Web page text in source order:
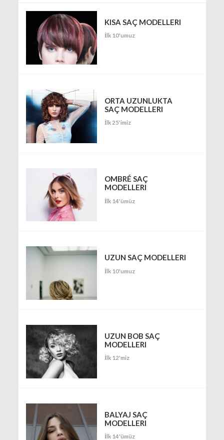
KISA SAÇ MODELLERI
İlk 10'umuz
ORTA UZUNLUKTA
SAÇ MODELLERI
İlk 25'imiz
OMBRÉ SAÇ
MODELLERI
İlk 14'ümüz
UZUN SAÇ MODELLERI
İlk 10'umuz
UZUN BOB SAÇ
MODELLERI
İlk 12'miz
BALYAJ SAÇ
MODELLERI
İlk 14'ümüz